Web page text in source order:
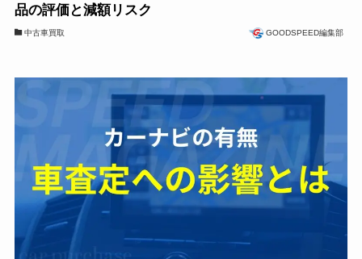
品の評価と減額リスク
中古車買取 GOODSPEED編集部